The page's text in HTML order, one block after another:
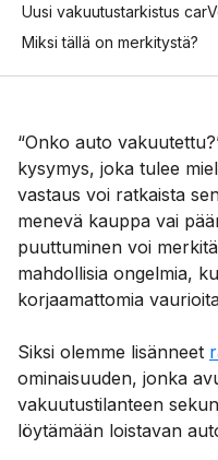
Uusi vakuutustarkistus
Miksi tällä on merkitystä?
“Onko auto
kysymys, joka tulee
vastaus voi ratkaista
menevä kauppa vai
puuttuminen voi
mahdollisia ongelmia,
korjaamattomia
Siksi olemme lisänneet
ominaisuuden, jonka
vakuutustilanteen
löytämään loistavan